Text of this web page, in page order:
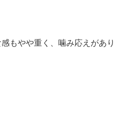
もやや重く、噛み応えがあり